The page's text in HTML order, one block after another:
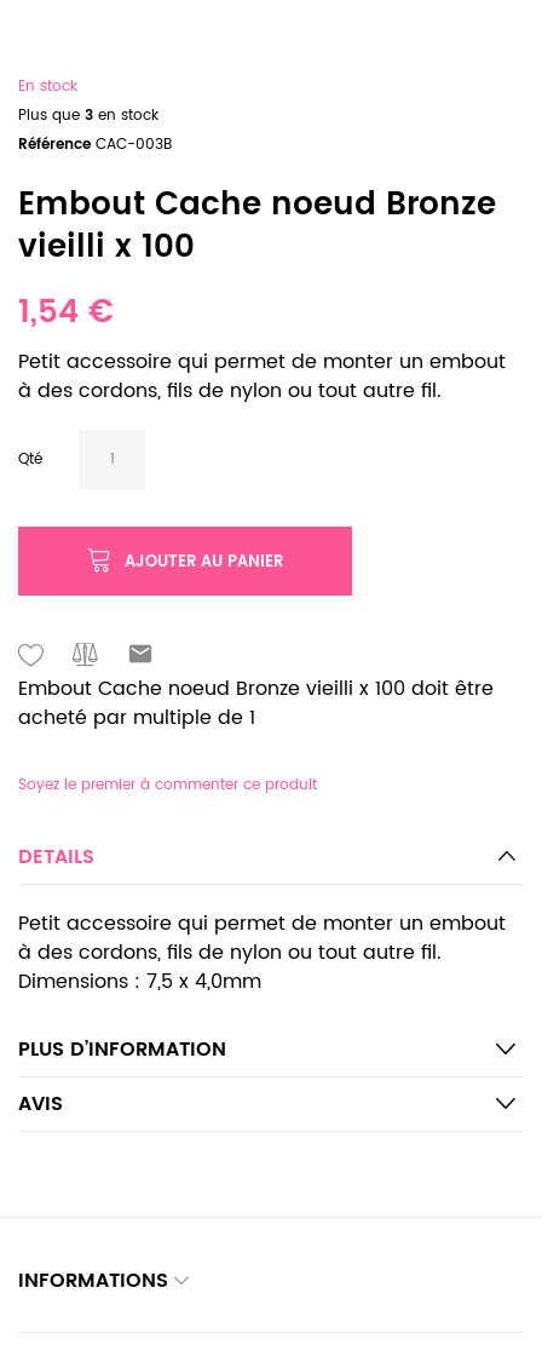
En stock
Plus que 3 en stock
Référence CAC-003B
Embout Cache noeud Bronze
vieilli x 100
1,54 €
Petit accessoire qui permet de monter un embout
à des cordons, fils de nylon ou tout autre fil.
Qté
AJOUTER AU PANIER
Embout Cache noeud Bronze vieilli x 100 doit être
acheté par multiple de 1
Soyez le premier à commenter ce produit
DETAILS
Petit accessoire qui permet de monter un embout
à des cordons, fils de nylon ou tout autre fil.
Dimensions : 7,5 x 4,0mm
PLUS D’INFORMATION
AVIS
INFORMATIONS